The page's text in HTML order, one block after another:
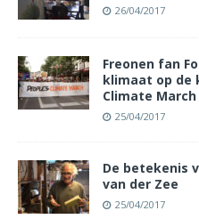
26/04/2017
Freonen fan
klimaat op de
Climate March
25/04/2017
De betekenis
van der Zee
25/04/2017